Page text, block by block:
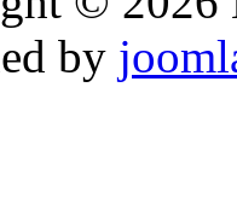
by